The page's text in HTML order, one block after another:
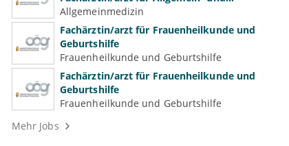
Familienmedizin für Psychiatrie und
Psychotherapeutische Medizin
Allgemeinmedizin
Fachärztin/arzt für Frauenheilkunde und
Geburtshilfe
Frauenheilkunde und Geburtshilfe
Fachärztin/arzt für Frauenheilkunde und
Geburtshilfe
Frauenheilkunde und Geburtshilfe
Mehr Jobs